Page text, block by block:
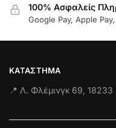
100% Ασφαλείς
Google Pay, Apple
ΚΑΤΆΣΤΗΜΑ
📍 Λ. Φλέμινγκ 69, 18233